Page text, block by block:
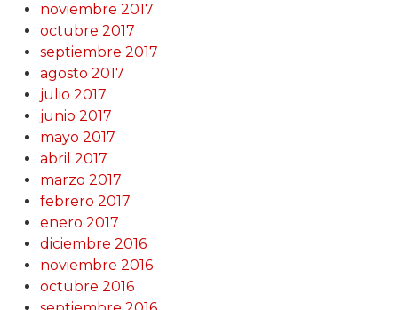
noviembre 2017
octubre 2017
septiembre 2017
agosto 2017
julio 2017
junio 2017
mayo 2017
abril 2017
marzo 2017
febrero 2017
enero 2017
diciembre 2016
noviembre 2016
octubre 2016